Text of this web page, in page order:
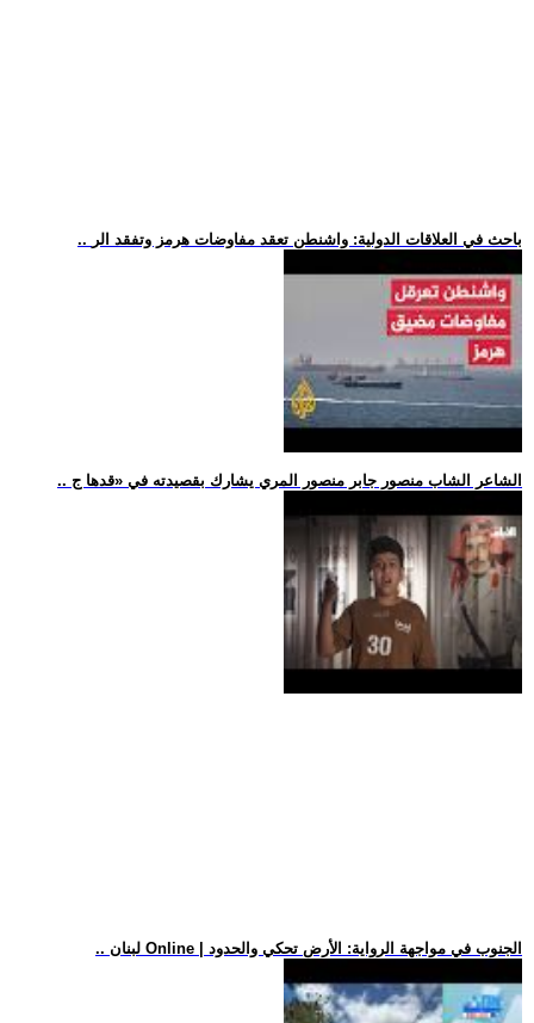
.. باحث في العلاقات الدولية: واشنطن تعقد مفاوضات هرمز وتفقد الر
.. الشاعر الشاب منصور جابر منصور المري يشارك بقصيدته في «قدها ج
.. لبنان Online | الجنوب في مواجهة الرواية: الأرض تحكي والحدود